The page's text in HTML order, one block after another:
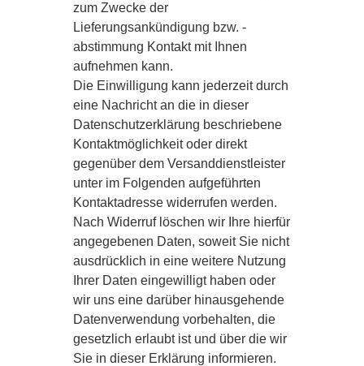
zum Zwecke der
Lieferungsankündigung bzw. -
abstimmung Kontakt mit Ihnen
aufnehmen kann.
Die Einwilligung kann jederzeit durch
eine Nachricht an die in dieser
Datenschutzerklärung beschriebene
Kontaktmöglichkeit oder direkt
gegenüber dem Versanddienstleister
unter im Folgenden aufgeführten
Kontaktadresse widerrufen werden.
Nach Widerruf löschen wir Ihre hierfür
angegebenen Daten, soweit Sie nicht
ausdrücklich in eine weitere Nutzung
Ihrer Daten eingewilligt haben oder
wir uns eine darüber hinausgehende
Datenverwendung vorbehalten, die
gesetzlich erlaubt ist und über die wir
Sie in dieser Erklärung informieren.